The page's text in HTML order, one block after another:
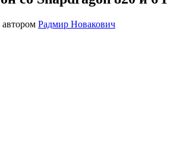
автором Радмир Новакович